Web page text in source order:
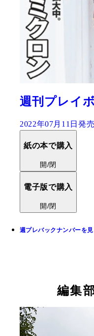
週刊プレイ
2022年07月11日発売
紙の本で購入
開/閉
電子版で購入
開/閉
週プレバックナンバーを見
編集